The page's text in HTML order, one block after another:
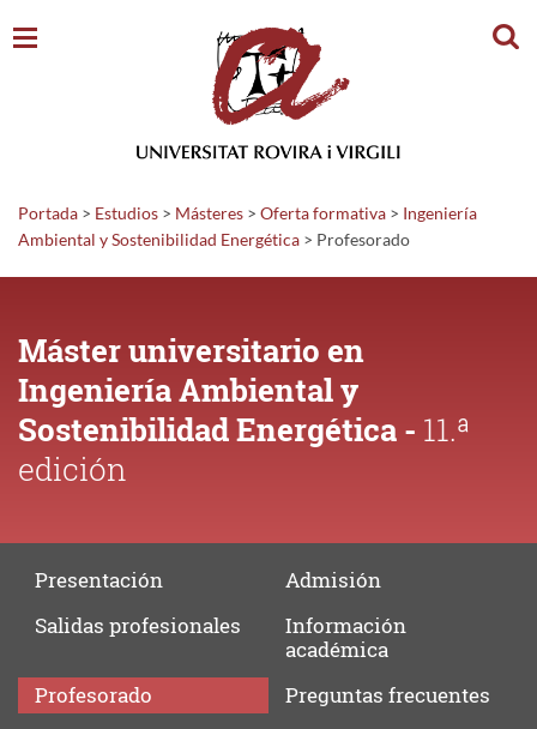
Portada > Estudios > Másteres > Oferta formativa > Ingeniería
Ambiental y Sostenibilidad Energética > Profesorado
Máster universitario en
Ingeniería Ambiental y
Sostenibilidad Energética - 11.ª
edición
Presentación
Admisión
Salidasprofesionales
Información
académica
Profesorado
Preguntasfrecuentes